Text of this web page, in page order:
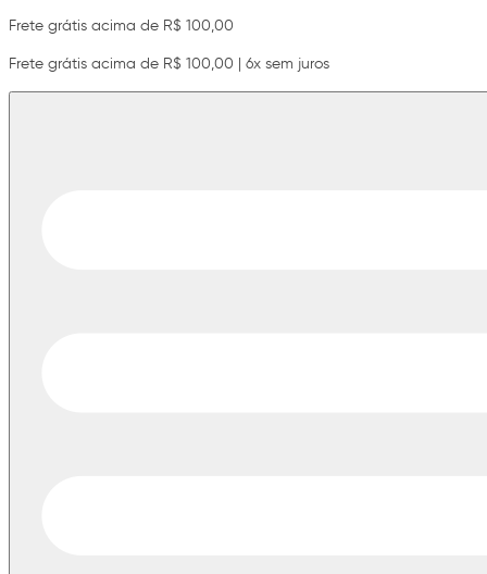
Frete grátis acima de R$ 100,00
Frete grátis acima de R$ 100,00 | 6x sem juros